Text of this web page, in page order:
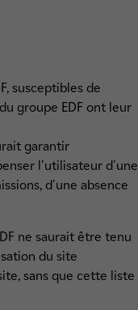
susceptibles de
groupe EDF ont leur
garantir
l'utilisateur d'une
d'une absence
ne saurait être tenu
du site
sans que cette liste